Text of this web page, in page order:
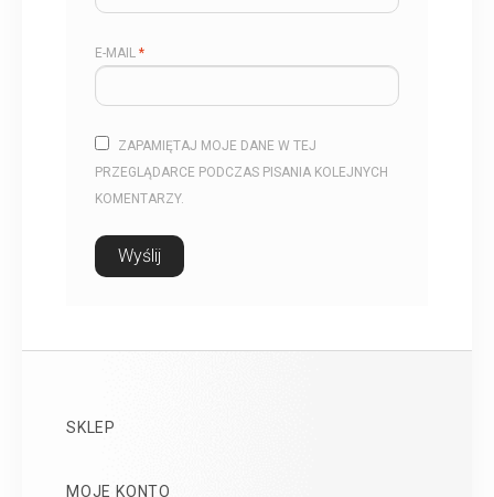
SKLEP
MOJE KONTO
E-MAIL *
ZAPAMIĘTAJ MOJE DANE W TEJ
PRZEGLĄDARCE PODCZAS PISANIA KOLEJNYCH
KOMENTARZY.